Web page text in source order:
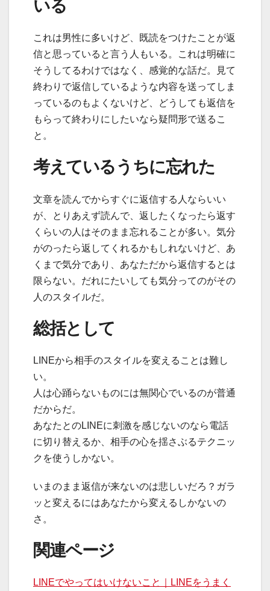
いる
これは男性に多いけど、既読をつけたことが返
信と思っていると言う人もいる。これは明確に
そうしてるわけではなく、感覚的な話だ。見て
終わりで返信しているような内容を送ってしま
っているのもよくないけど、どうしても返信を
もらって終わりにしたいなら疑問形で送るこ
と。
考えているうちに忘れた
文章を読んでからすぐに返信する人ならいい
が、とりあえず読んで、返したくなったら返す
くらいの人はそのまま忘れることが多い。気分
がのったら返してくれるかもしれないけど、あ
くまで気分であり、あなただから返信するとは
限らない。だれにたいしても気分ってのがその
人のスタイルだ。
総括として
LINEから相手のスタイルを変えることは難し
い。
人は心踊らないものには無関心でいるのが普通
だからだ。
あなたとのLINEに刺激を感じないのなら電話
に切り替えるか、相手の心を揺さぶるテクニッ
クを使うしかない。
いまのまま返信が来ないのは悲しいだろ？ガラ
ッと変えるにはあなたから変えるしかないの
さ。
関連ページ
LINEでやってはいけないこと｜LINEをうまく